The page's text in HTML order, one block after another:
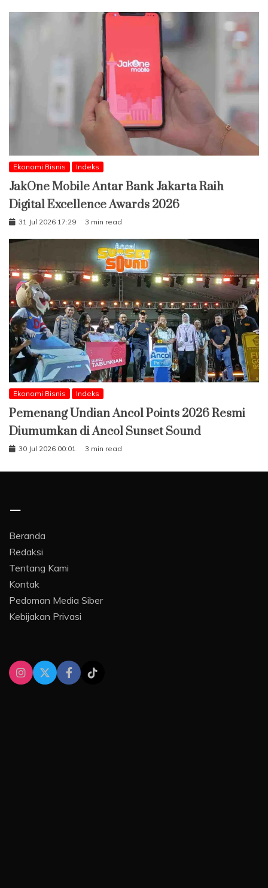
Ekonomi Bisnis Indeks
JakOne Mobile Antar Bank Jakarta Raih
Digital Excellence Awards 2026
31 Jul 2026 17:29 3 min read
Ekonomi Bisnis Indeks
Pemenang Undian Ancol Points 2026 Resmi
Diumumkan di Ancol Sunset Sound
30 Jul 2026 00:01 3 min read
–
Beranda
Redaksi
Tentang Kami
Kontak
Pedoman Media Siber
Kebijakan Privasi